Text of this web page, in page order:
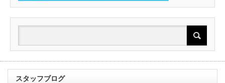
スタッフブログ